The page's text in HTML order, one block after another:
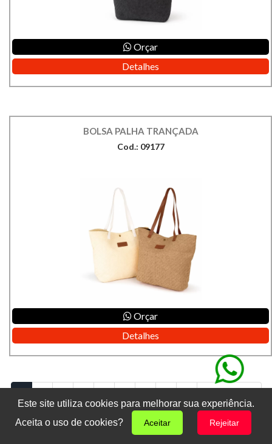
Orçar
Detalhes
BOLSA PALHA TRANÇADA
Cod.: 09177
Orçar
Detalhes
Este site utiliza cookies para melhorar sua experiência.
Aceita o uso de cookies?
Aceitar Rejeitar